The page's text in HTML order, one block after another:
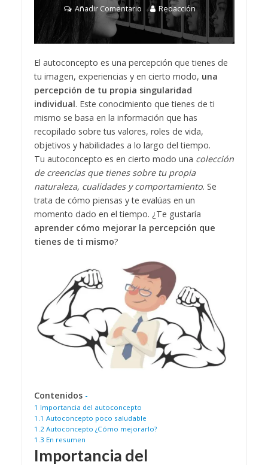
Añadir Comentario Redacción
El autoconcepto es una percepción que tienes de
tu imagen, experiencias y en cierto modo, una
percepción de tu propia singularidad
individual. Este conocimiento que tienes de ti
mismo se basa en la información que has
recopilado sobre tus valores, roles de vida,
objetivos y habilidades a lo largo del tiempo.
Tu autoconcepto es en cierto modo una colección
de creencias que tienes sobre tu propia
naturaleza, cualidades y comportamiento. Se
trata de cómo piensas y te evalúas en un
momento dado en el tiempo. ¿Te gustaría
aprender cómo mejorar la percepción que
tienes de ti mismo?
Contenidos -
1 Importancia del autoconcepto
1.1 Autoconcepto poco saludable
1.2 Autoconcepto ¿Cómo mejorarlo?
1.3 En resumen
Importancia del